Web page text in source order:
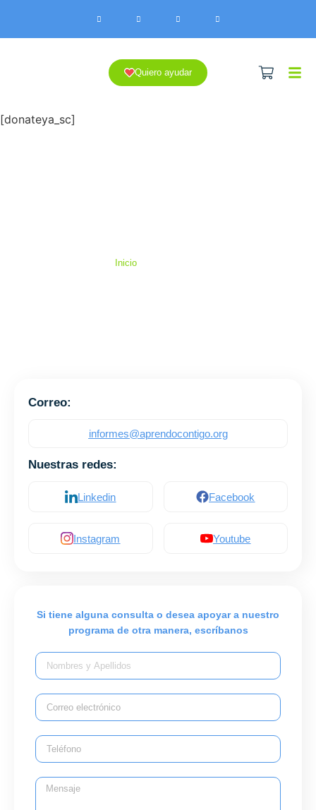
Quiero ayudar
[donateya_sc]
Inicio
Correo:
informes@aprendocontigo.org
Nuestras redes:
Linkedin Facebook
Instagram Youtube
Si tiene alguna consulta o desea apoyar a nuestro
programa de otra manera, escríbanos